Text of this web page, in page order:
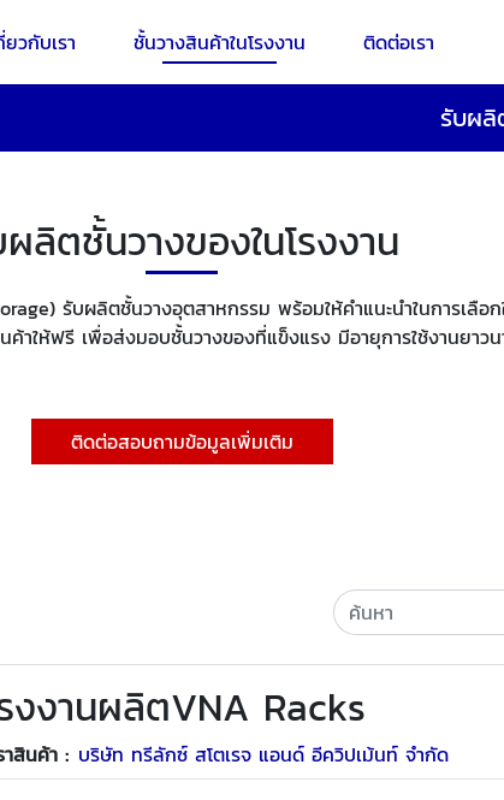
ยวกับเรา ชั้นวางสินค้าในโรงงาน ติดต่อเรา
รับผลิ
ลิตชั้นวางของในโรงงาน
รับผลิตชั้นวางอุตสาหกรรม พร้อมให้คำแนะนำในการเลือ
าให้ฟรี เพื่อส่งมอบชั้นวางของที่แข็งแรง มีอายุการใช้งานยา
ติดต่อสอบถามข้อมูลเพิ่มเติม
งงานผลิตVNA Racks
สินค้า : บริษัท ทรีลักซ์ สโตเรจ แอนด์ อีควิปเม้นท์ จำกัด